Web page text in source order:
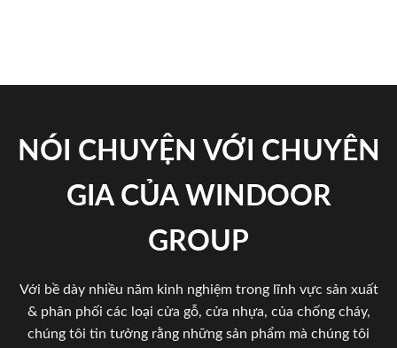
NÓI CHUYỆN VỚI CHUYÊN
GIA CỦA WINDOOR
GROUP
Với bề dày nhiều năm kinh nghiệm trong lĩnh vực sản xuất
& phân phối các loại cửa gỗ, cửa nhựa, của chống cháy,
chúng tôi tin tưởng rằng những sản phẩm mà chúng tôi